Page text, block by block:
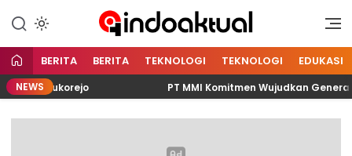
Indoaktual
Indonesia Aktual
BERITA BERITA TEKNOLOGI TEKNOLOGI EDUKASI
NEWS
Sukorejo PT MMI Komitmen Wujudkan Generasi